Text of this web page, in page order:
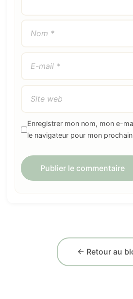
Enregistrer mon nom, mon e-
le navigateur pour mon
← Retour au